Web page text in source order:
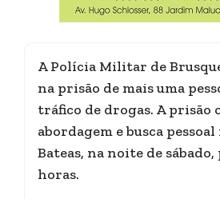
A Polícia Militar de
na prisão de mais uma
tráfico de drogas. A prisão
abordagem e busca
Bateas, na noite de
horas.